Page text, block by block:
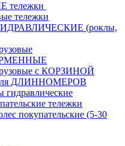
тележки
тележки
(роклы,
с КОРЗИНОЙ
ДЛИННОМЕРОВ
гидравлические
тележки
покупательские (5-30